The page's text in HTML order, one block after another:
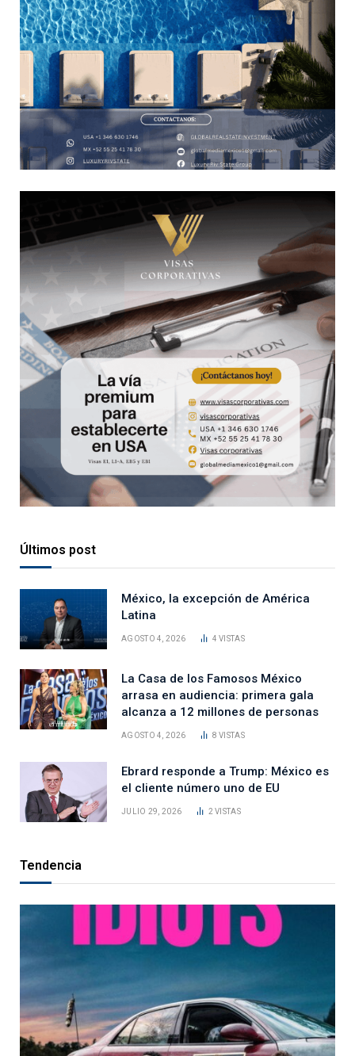
Últimos post
México, la excepción de América
Latina
AGOSTO 4, 2026 4VISTAS
La Casa de los Famosos México
arrasa en audiencia: primera gala
alcanza a 12 millones de personas
AGOSTO 4, 2026 8VISTAS
Ebrard responde a Trump: México es
el cliente número uno de EU
JULIO 29, 2026 2VISTAS
Tendencia